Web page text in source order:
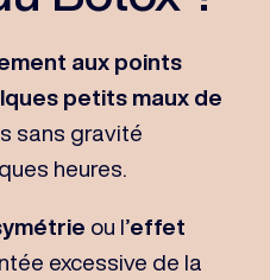
aux points
petits maux de
sans gravité
heures.
ou l’effet
excessive de la